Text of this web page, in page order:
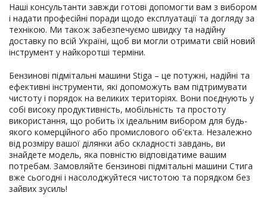
Наші консультанти завжди готові допомогти вам з вибором
і надати професійні поради щодо експлуатації та догляду за
технікою. Ми також забезпечуємо швидку та надійну
доставку по всій Україні, щоб ви могли отримати свій новий
інструмент у найкоротші терміни.
Бензинові підмітальні машини Stiga – це потужні, надійні та
ефективні інструменти, які допоможуть вам підтримувати
чистоту і порядок на великих територіях. Вони поєднують у
собі високу продуктивність, мобільність та простоту
використання, що робить їх ідеальним вибором для будь-
якого комерційного або промислового об'єкта. Незалежно
від розміру вашої ділянки або складності завдань, ви
знайдете модель, яка повністю відповідатиме вашим
потребам. Замовляйте бензинові підмітальні машини Стига
вже сьогодні і насолоджуйтеся чистотою та порядком без
зайвих зусиль!